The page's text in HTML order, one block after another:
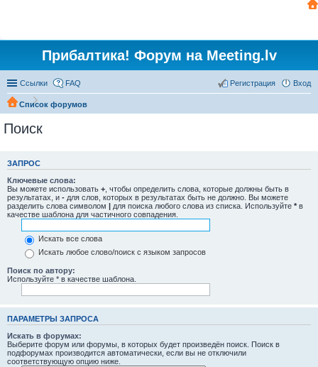
Прибалтика! Форум на Meeting.lv
Ссылки FAQ Вход
Регистрация
Список форумов
Поиск
ЗАПРОС
Ключевые слова:
Вы можете использовать + , чтобы определить слова, которые должны быть в
результатах, и - для слов, которых в результатах быть не должно. Вы можете
разделить слова символом | для поиска любого слова из списка. Используйте * в
качестве шаблона для частичного совпадения.
Искать все слова
Искать любое слово/поиск с языком запросов
Поиск по автору:
Используйте * в качестве шаблона.
ПАРАМЕТРЫ ЗАПРОСА
Искать в форумах:
Выберите форум или форумы, в которых будет произведён поиск. Поиск в
подфорумах производится автоматически, если вы не отключили
соответствующую опцию ниже.